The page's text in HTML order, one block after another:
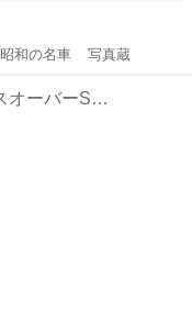
昭和の名車 写真蔵
帰ってきたクロスオーバーSUVの名門に乗ったら、水素で走るクルマの明るい未来が見えてきた【ホンダ CR-V e：FCEV 試乗】